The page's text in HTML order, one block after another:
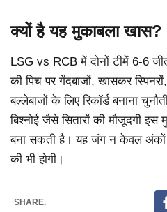
क्यों है यह मुकाबला खास?
LSG vs RCB में दोनों टीमें 6-6
की पिच पर गेंदबाजों, खासकर
बल्लेबाजों के लिए रिकॉर्ड बनाना
बिश्नोई जैसे सितारों की मौजूदगी
बना सकती है। यह जंग न केवल अंकों
की भी होगी।
SHARE.